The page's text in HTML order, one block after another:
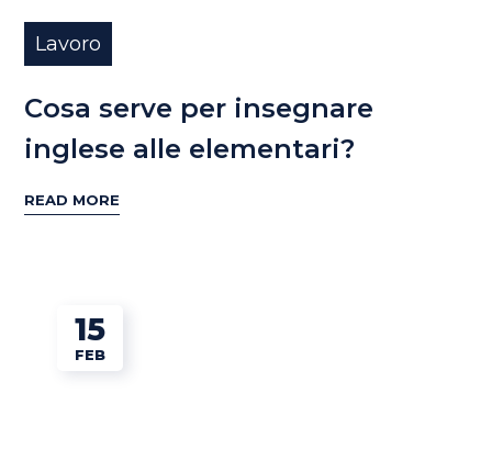
Lavoro
Cosa serve per insegnare
inglese alle elementari?
READ MORE
15
FEB